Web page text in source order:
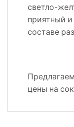
светло-
приятный
составе
цены на